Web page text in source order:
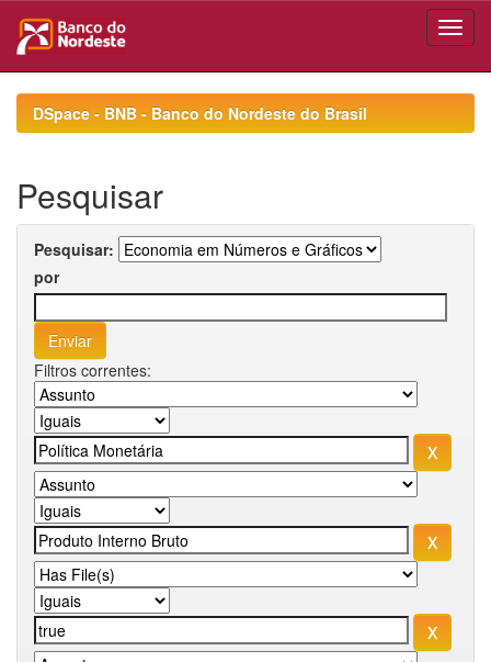
navigationDSpace - BNB - Banco do Nordeste do Brasil
Pesquisar
Pesquisar:
por
Filtros correntes: